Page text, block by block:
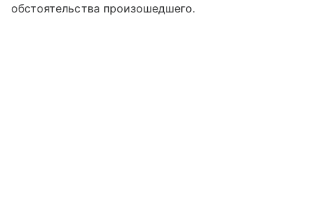
обстоятельства произошедшего.